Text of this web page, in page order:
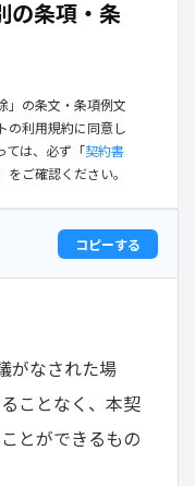
の条項・条
」の条文・条項例文
の利用規約に同意し
ては、必ず「契約書
」をご確認ください。
コピーする
がなされた場
ことなく、本契
とができるもの